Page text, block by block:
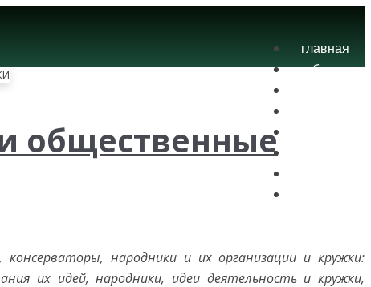
главная
блог
общественные
народники и их организации и кружки:
их идей, народники, идеи деятельность и кружки,